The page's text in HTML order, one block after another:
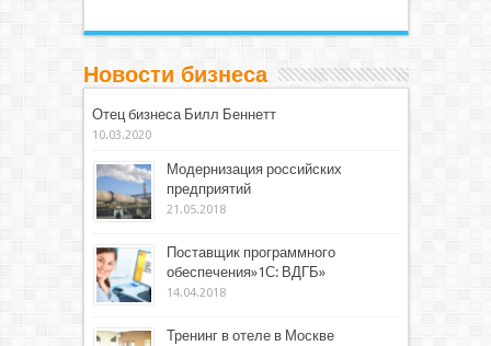
Новости бизнеса
Отец бизнеса Билл Беннетт
10.03.2020
Модернизация российских
предприятий
21.05.2018
Поставщик программного
обеспечения»1С: ВДГБ»
14.04.2018
Тренинг в отеле в Москве